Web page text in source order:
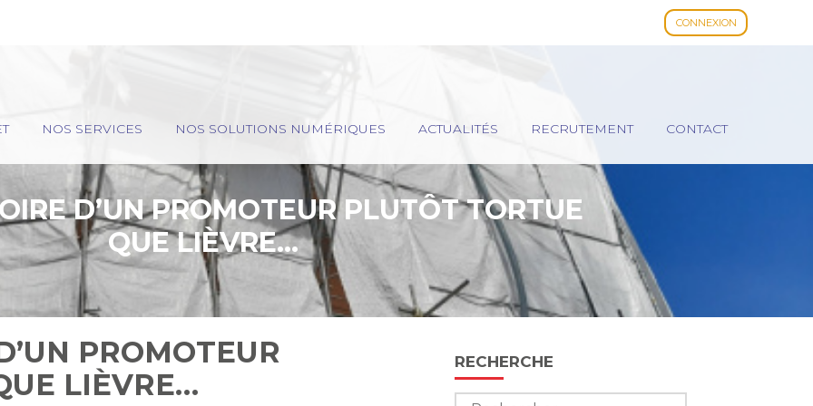
CONNEXION
NOS SERVICES NOS SOLUTIONS NUMÉRIQUES ACTUALITÉS RECRUTEMENT CONTACT
D’UN PROMOTEUR PLUTÔT TORTUE
QUE LIÈVRE…
PROMOTEUR
LIÈVRE…
Blog
sidebar
RECHERCHE
Rechercher :